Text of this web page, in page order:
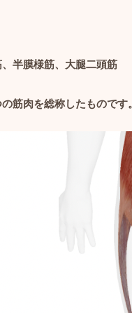
半膜様筋、大腿二頭筋
の筋肉を総称したものです